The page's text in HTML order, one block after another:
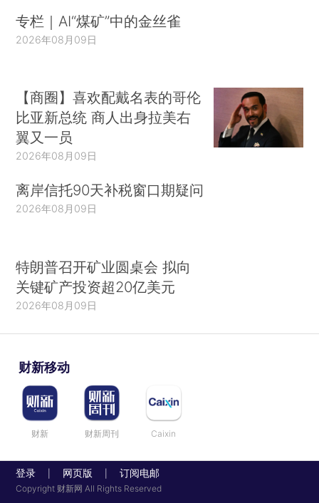
专栏｜AI“煤矿”中的金丝雀
2026年08月09日
【商圈】喜欢配戴名表的哥伦
比亚新总统 商人出身拉美右
翼又一员
2026年08月09日
离岸信托90天补税窗口期疑问
2026年08月09日
特朗普召开矿业圆桌会 拟向
关键矿产投资超20亿美元
2026年08月09日
财新移动
财新 财新周刊 Caixin
登录 网页版 订阅电邮
Copyright 财新网 All Rights Reserved